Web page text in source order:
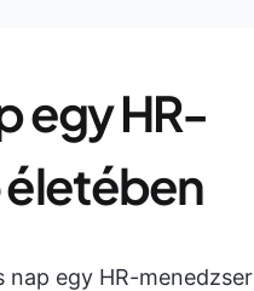
egy HR-
nap egy HR-menedzser